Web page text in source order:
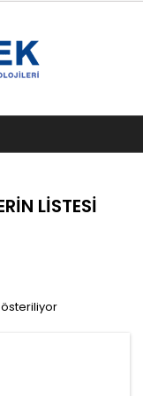
LISTESI